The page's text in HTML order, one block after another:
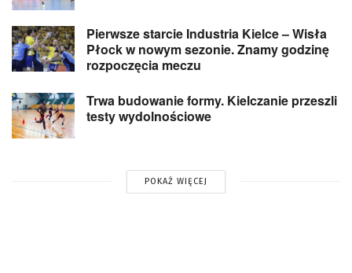
Pierwsze starcie Industria Kielce – Wisła
Płock w nowym sezonie. Znamy godzinę
rozpoczęcia meczu
Trwa budowanie formy. Kielczanie przeszli
testy wydolnościowe
POKAŻ WIĘCEJ